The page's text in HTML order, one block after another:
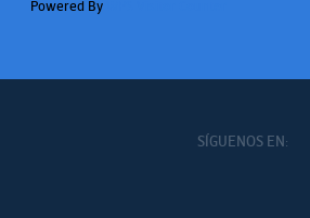
Powered By
SÍGUENOS EN: